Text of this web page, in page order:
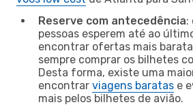
Reserve com antecedência:
pessoas esperem até ao
encontrar ofertas mais
sempre comprar os bilhetes
Desta forma, existe uma
encontrar viagens baratas e
mais pelos bilhetes de avião.